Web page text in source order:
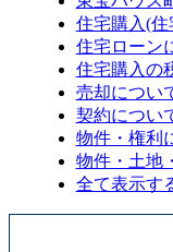
住宅購入(住
住宅ローン
住宅購入の
売却につい
契約につい
物件・権利
物件・土地
全て表示す